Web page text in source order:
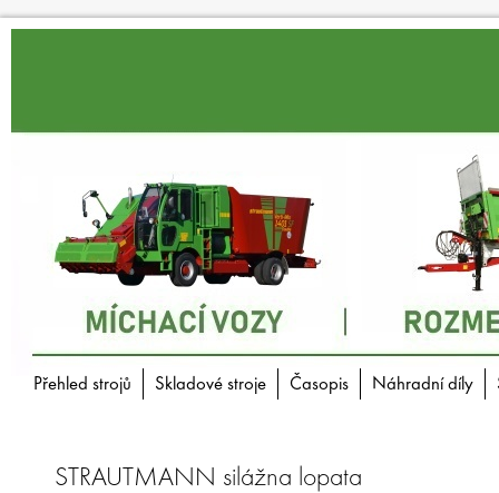
Přehled strojů Skladové stroje Časopis Náhradní díly
STRAUTMANN silážna lopata